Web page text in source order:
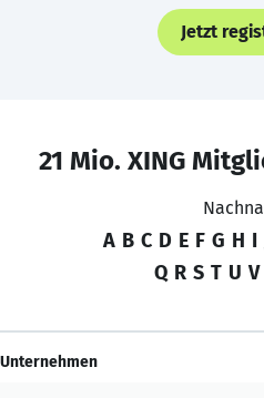
Jetzt
21 Mio. XING
A B C D E F G H I
Q R S T U V
Unternehmen